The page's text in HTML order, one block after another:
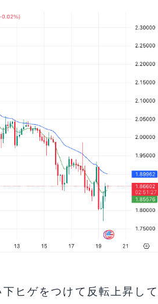
ヒゲをつけて反転上昇して